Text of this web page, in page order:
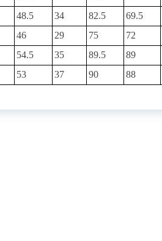
48.5 34 82.5 69.5
46 29 75 72
54.5 35 89.5 89
53 37 90 88